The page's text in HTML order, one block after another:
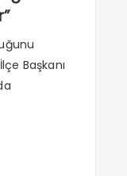
Başkanı